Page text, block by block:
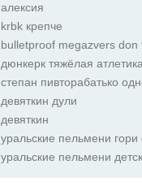
алексия
krbk крепче
bulletproof megazvers
дюнкерк тяжёлая
степан пивторабатько
девяткин дули
девяткин
уральские пельмени
уральские пельмени